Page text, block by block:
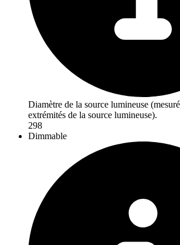
Diamètre de la source lumineuse
extrémités de la source lumineuse).
298
Dimmable